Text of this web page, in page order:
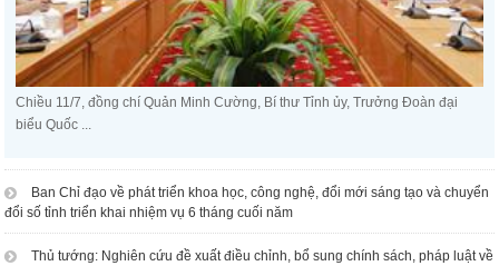
Chiều 11/7, đồng chí Quản Minh Cường, Bí thư Tỉnh ủy, Trưởng Đoàn đại
biểu Quốc ...
Ban Chỉ đạo về phát triển khoa học, công nghệ, đổi mới sáng tạo và chuyển
đổi số tỉnh triển khai nhiệm vụ 6 tháng cuối năm
Thủ tướng: Nghiên cứu đề xuất điều chỉnh, bổ sung chính sách, pháp luật về